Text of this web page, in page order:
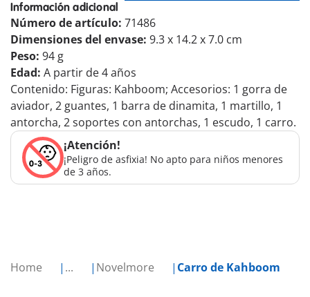
Home ... Novelmore Carro de Kahboom
Información adicional
Número de artículo: 71486
Dimensiones del envase: 9.3 x 14.2 x 7.0 cm
Peso: 94 g
Edad: A partir de 4 años
Contenido: Figuras: Kahboom; Accesorios: 1 gorra de
aviador, 2 guantes, 1 barra de dinamita, 1 martillo, 1
antorcha, 2 soportes con antorchas, 1 escudo, 1 carro.
¡Atención!
¡Peligro de asfixia! No apto para niños menores
de 3 años.